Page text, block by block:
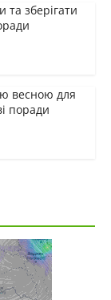
та зберігати
весною для
поради